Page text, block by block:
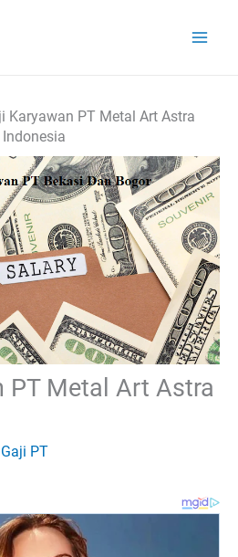
Karyawan PT Metal Art Astra
Indonesia
PT Metal Art Astra
Gaji PT